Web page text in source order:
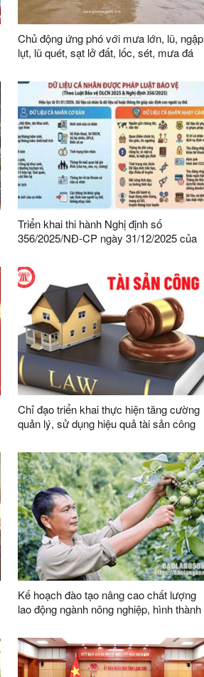
Chủ động ứng phó với mưa lớn, lũ, ngập
lụt, lũ quét, sạt lở đất, lốc, sét, mưa đá
Triển khai thi hành Nghị định số
356/2025/NĐ-CP ngày 31/12/2025 của
và biện pháp thi hành Luật Bảo vệ dữ liệu
cá nhân trên địa bàn tỉnh Lạng Sơn
Chỉ đạo triển khai thực hiện tăng cường
quản lý, sử dụng hiệu quả tài sản công
Kế hoạch đào tạo nâng cao chất lượng
lao động ngành nông nghiệp, hình thành
nghiệp và đội ngũ quản trị hợp tác xã
hiện đại trên địa bàn tỉnh năm 2026